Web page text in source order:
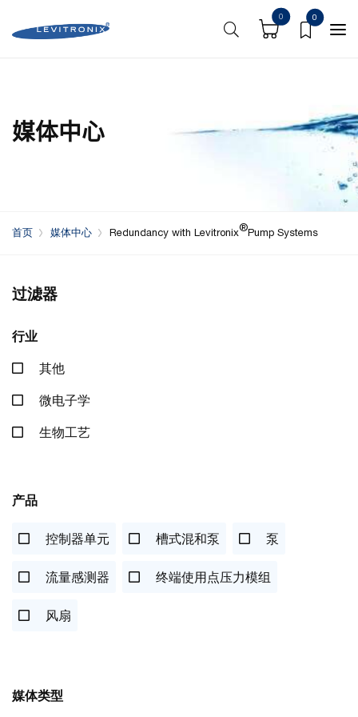
0 0
媒体中心
首页 媒体中心 Redundancy with Levitronix®Pump Systems
过滤器
行业
其他
微电子学
生物工艺
产品
控制器单元 槽式混和泵 泵
流量感测器 终端使用点压力模组
风扇
媒体类型